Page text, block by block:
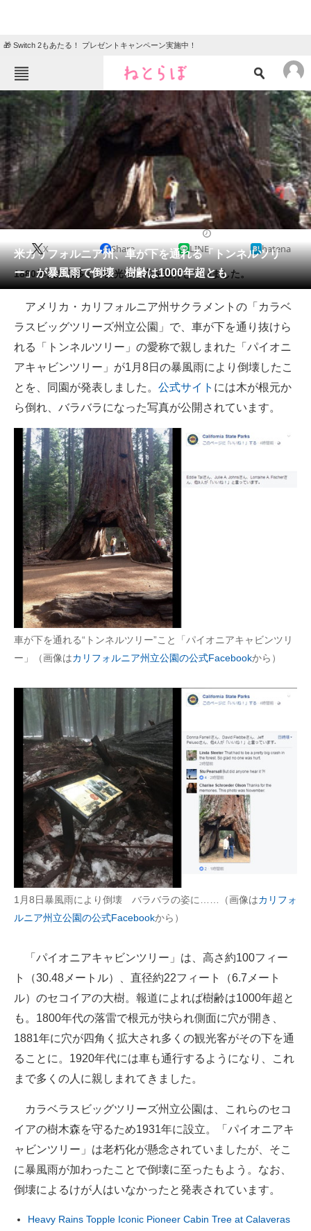
🎁 Switch 2もあたる！ プレゼントキャンペーン実施中！
ねとらぼメニュー
ニュース
エンタメ クイズ
グルメ 地域
住まい 教育・育児
動物 リサーチ
会員記事
メディア
注目記事を集めた総合ページ
ITの今と未来を見通す
スマホと通信の最新トレンド
好きが集まる 比べて選べる
ビジネスと働き方のヒント
AI活用のいまが分かる
企業ITのトレンドを詳説
経営リーダーのコミュニティ
マーケ×ITの今がよく分かる
ITエンジニア向け専門サイト
企業向けIT製品の総合サイト
製造業のIT導入・活用を支援
モノづくり技術者専門サイト
エレクトロニクス専門サイト
電子設計の基本と応用
エネルギーの専門メディア
建設×テクノロジーの最前線
ちょっと気になるネットの話題
米カリフォルニア州、車が下を通れる「トンネルツリ
ー」が暴風雨で倒壊 樹齢は1000年超とも
X Share LINE hatena
1880年代から多くの観光客が穴を通行していました。
アメリカ・カリフォルニア州サクラメントの「カラベ
ラスビッグツリーズ州立公園」で、車が下を通り抜けら
れる「トンネルツリー」の愛称で親しまれた「パイオニ
アキャビンツリー」が1月8日の暴風雨により倒壊したこ
とを、同園が発表しました。 公式サイト には木が根元か
ら倒れ、バラバラになった写真が公開されています。
車が下を通れる“トンネルツリー”こと「パイオニアキャビンツリ
ー」（画像はカリフォルニア州立公園の公式Facebookから）
1月8日暴風雨により倒壊 バラバラの姿に……（画像はカリフォ
ルニア州立公園の公式Facebookから）
「パイオニアキャビンツリー」は、高さ約100フィー
ト（30.48メートル）、直径約22フィート（6.7メート
ル）のセコイアの大樹。報道によれば樹齢は1000年超と
も。1800年代の落雷で根元が抉られ側面に穴が開き、
1881年に穴が四角く拡大され多くの観光客がその下を通
ることに。1920年代には車も通行するようになり、これ
まで多くの人に親しまれてきました。
カラベラスビッグツリーズ州立公園は、これらのセコ
イアの樹木森を守るため1931年に設立。「パイオニアキ
ャビンツリー」は老朽化が懸念されていましたが、そこ
に暴風雨が加わったことで倒壊に至ったもよう。なお、
倒壊によるけが人はいなかったと発表されています。
Heavy Rains Topple Iconic Pioneer Cabin Tree at Calaveras